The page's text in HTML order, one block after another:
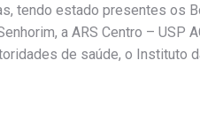
tendo estado presentes os
a ARS Centro – USP
de saúde, o Instituto